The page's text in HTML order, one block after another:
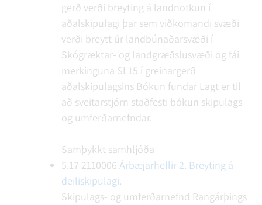
gerð verði breyting á landnotkun í
aðalskipulagi þar sem viðkomandi svæði
verði breytt úr landbúnaðarsvæði í
Skógræktar- og landgræðslusvæði og fái
merkinguna SL15 í greinargerð
aðalskipulagsins Bókun fundar Lagt er til
að sveitarstjórn staðfesti bókun skipulags-
og umferðarnefndar.
Samþykkt samhljóða
5.17 2110006 Árbæjarhellir 2. Breyting á
deiliskipulagi.
Skipulags- og umferðarnefnd Rangárþings